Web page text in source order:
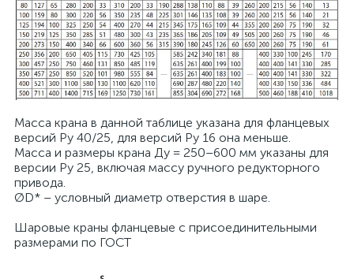
Масса крана в данной таблице указана для фланцевых
версий Pу 40/25, для версий Ру 16 она меньше.
Масса и размеры крана Ду = 250–600 мм указаны для
версии Ру 25, включая массу ручного редукторного
привода.
ØD* – условный диаметр отверстия в шаре.
Шаровые краны фланцевые с присоединительными
размерами по ГОСТ